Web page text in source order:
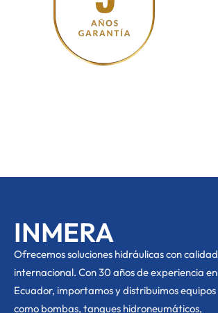
INMERA
Ofrecemos soluciones hidráulicas con calidad
internacional. Con 30 años de experiencia en
Ecuador, importamos y distribuimos equipos
como bombas, tanques hidroneumáticos,